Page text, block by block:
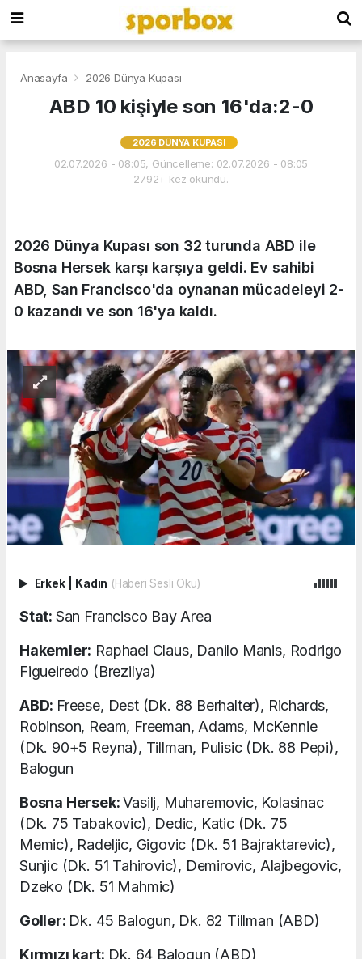
Anasayfa 2026 Dünya Kupası
ABD 10 kişiyle son 16'da:2-0
2026 DÜNYA KUPASI
02.07.2026 - 08:05, Güncelleme: 02.07.2026 - 08:05
2792+ kez okundu.
2026 Dünya Kupası son 32 turunda ABD ile
Bosna Hersek karşı karşıya geldi. Ev sahibi
ABD, San Francisco'da oynanan mücadeleyi 2-
0 kazandı ve son 16'ya kaldı.
Erkek Kadın (Haberi Sesli Oku)
Stat: San Francisco Bay Area
Hakemler: Raphael Claus, Danilo Manis, Rodrigo
Figueiredo (Brezilya)
ABD: Freese, Dest (Dk. 88 Berhalter), Richards,
Robinson, Ream, Freeman, Adams, McKennie
(Dk. 90+5 Reyna), Tillman, Pulisic (Dk. 88 Pepi),
Balogun
Bosna Hersek:Vasilj, Muharemovic, Kolasinac
(Dk. 75 Tabakovic), Dedic, Katic (Dk. 75
Memic), Radeljic, Gigovic (Dk. 51 Bajraktarevic),
Sunjic (Dk. 51 Tahirovic), Demirovic, Alajbegovic,
Dzeko (Dk. 51 Mahmic)
Goller: Dk. 45 Balogun, Dk. 82 Tillman (ABD)
Kırmızı kart: Dk. 64 Balogun (ABD)